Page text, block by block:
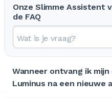
Onze Slimme Assistent
de FAQ
Wanneer ontvang ik
Luminus na een nieuwe